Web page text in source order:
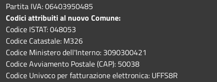
Partita IVA: 06403950485
Codici attribuiti al nuovo Comune:
Codice ISTAT: 048053
Codice Catastale: M326
Codice Ministero dell'Interno: 3090300421
Codice Avviamento Postale (CAP): 50038
Codice Univoco per fatturazione elettronica: UFFS8R